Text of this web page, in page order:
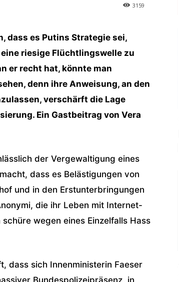
3159
dass es Putins Strategie sei,
riesige Flüchtlingswelle zu
er recht hat, könnte man
denn ihre Anweisung, an den
verschärft die Lage
Ein Gastbeitrag von Vera
der Vergewaltigung eines
dass es Belästigungen von
und in den Erstunterbringungen
die ihr Leben mit Internet-
wegen eines Einzelfalls Hass
dass sich Innenministerin Faeser
Bundespolizeipräsenz, in